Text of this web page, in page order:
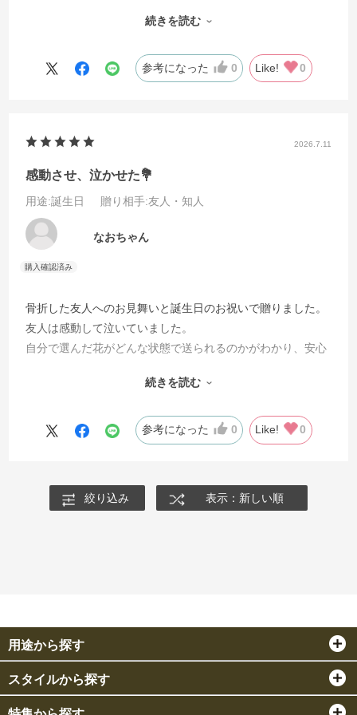
されサービスの良さを感じました。またお願いしたいと思い
続きを読む
参考になった 0 Like! 0
2026.7.11
感動させ、泣かせた💐
用途:誕生日 贈り相手:友人・知人
なおちゃん
骨折した友人へのお見舞いと誕生日のお祝いで贈りました。
友人は感動して泣いていました。
自分で選んだ花がどんな状態で送られるのかがわかり、安心
花が送られたか確認できず不安の為、自分で選べる事と送ら
す。
続きを読む
参考になった 0 Like! 0
絞り込み 表示：新しい順
用途から探す
スタイルから探す